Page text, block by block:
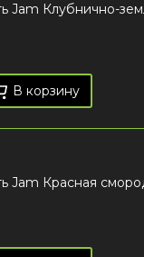
Jam Клубнично-
В корзину
Jam Красная